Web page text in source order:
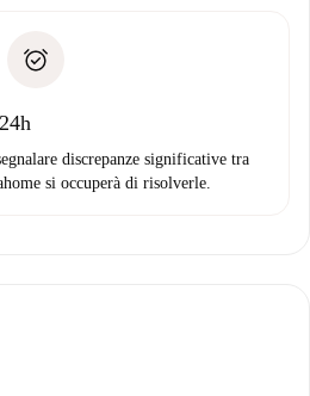
del pagamento
discrepanze significative tra
si occuperà di risolverle.